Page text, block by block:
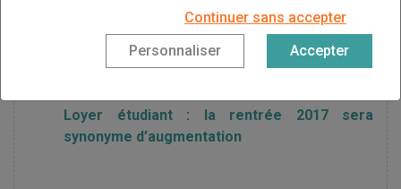
Investissement locatif : quels placements
sont les plus rentables ?
Loyer étudiant : la rentrée 2017 sera
synonyme d’augmentation
Continuer sans accepter
Personnaliser
Accepter